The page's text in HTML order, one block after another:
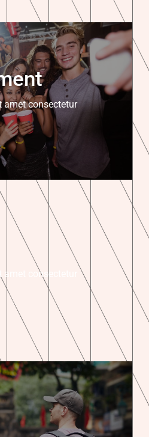
amet consectetur
consectetur